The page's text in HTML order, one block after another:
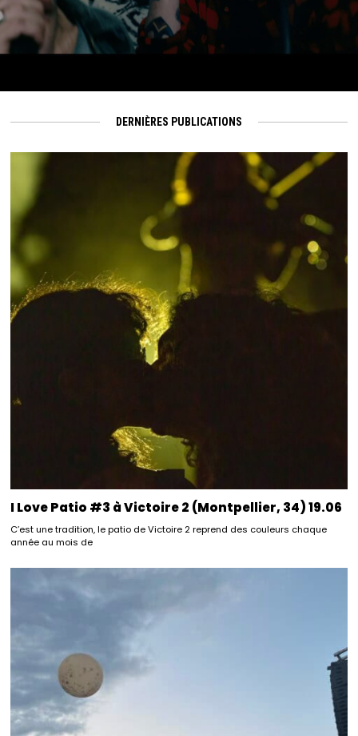
DERNIÈRES PUBLICATIONS
I Love Patio #3 à Victoire 2 (Montpellier, 34) 19.06
C’est une tradition, le patio de Victoire 2 reprend des couleurs chaque
année au mois de